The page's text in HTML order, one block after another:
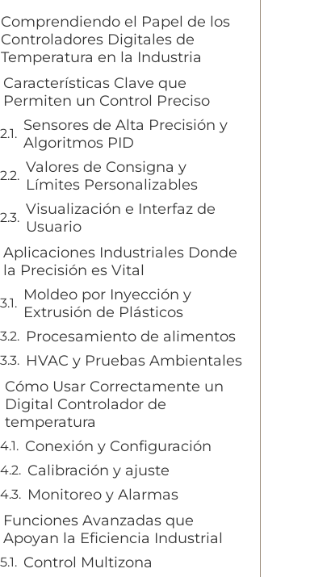
Comprendiendo el Papel de los
Controladores Digitales de
Temperatura en la Industria
Características Clave que
Permiten un Control Preciso
Sensores de Alta Precisión y
Algoritmos PID
Valores de Consigna y
Límites Personalizables
Visualización e Interfaz de
Usuario
Aplicaciones Industriales Donde
la Precisión es Vital
Moldeo por Inyección y
Extrusión de Plásticos
Procesamiento de alimentos
HVAC y Pruebas Ambientales
Cómo Usar Correctamente un
Digital Controlador de
temperatura
Conexión y Configuración
Calibración y ajuste
Monitoreo y Alarmas
Funciones Avanzadas que
Apoyan la Eficiencia Industrial
Control Multizona